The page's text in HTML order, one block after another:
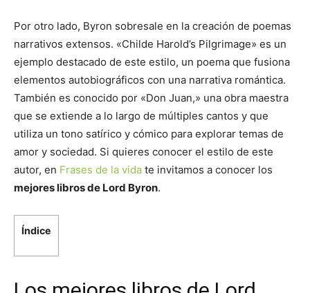
Por otro lado, Byron sobresale en la creación de poemas
narrativos extensos. «Childe Harold’s Pilgrimage» es un
ejemplo destacado de este estilo, un poema que fusiona
elementos autobiográficos con una narrativa romántica.
También es conocido por «Don Juan,» una obra maestra
que se extiende a lo largo de múltiples cantos y que
utiliza un tono satírico y cómico para explorar temas de
amor y sociedad. Si quieres conocer el estilo de este
autor, en Frases de la vida te invitamos a conocer los
mejores libros de Lord Byron.
Índice